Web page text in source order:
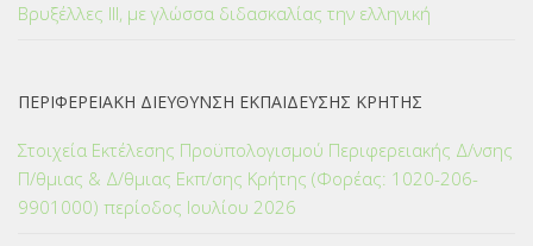
Βρυξέλλες ΙΙΙ, με γλώσσα διδασκαλίας την ελληνική
ΠΕΡΙΦΕΡΕΙΑΚΗ ΔΙΕΥΘΥΝΣΗ ΕΚΠΑΙΔΕΥΣΗΣ ΚΡΗΤΗΣ
Στοιχεία Εκτέλεσης Προϋπολογισμού Περιφερειακής Δ/νσης
Π/θμιας & Δ/θμιας Εκπ/σης Κρήτης (Φορέας: 1020-206-
9901000) περίοδος Ιουλίου 2026